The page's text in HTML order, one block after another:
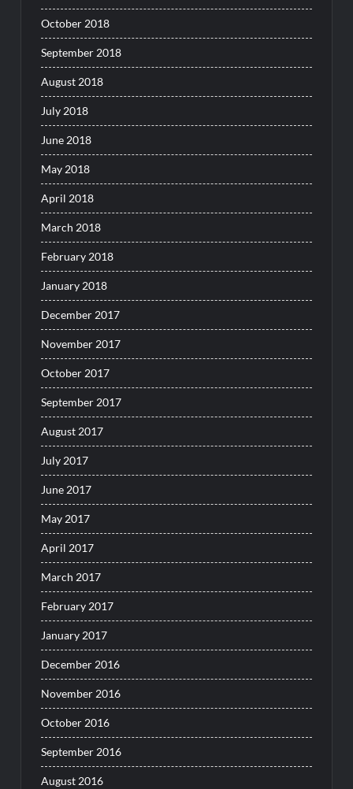
October 2018
September 2018
August 2018
July 2018
June 2018
May 2018
April 2018
March 2018
February 2018
January 2018
December 2017
November 2017
October 2017
September 2017
August 2017
July 2017
June 2017
May 2017
April 2017
March 2017
February 2017
January 2017
December 2016
November 2016
October 2016
September 2016
August 2016